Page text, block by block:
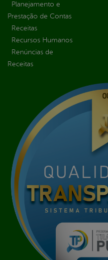
Planejamento e
Prestação de Contas
Receitas
Recursos Humanos
Renúncias de
Receitas